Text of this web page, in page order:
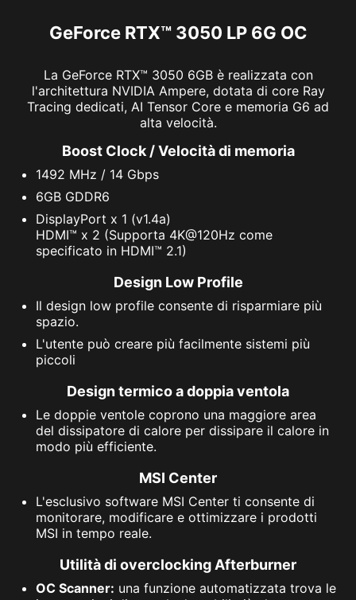
GeForce RTX™ 3050 LP 6G OC
La GeForce RTX™ 3050 6GB è realizzata con
l'architettura NVIDIA Ampere, dotata di core Ray
Tracing dedicati, AI Tensor Core e memoria G6 ad
alta velocità.
Boost Clock / Velocità di memoria
1492 MHz / 14 Gbps
6GB GDDR6
DisplayPort x 1 (v1.4a)
HDMI™ x 2 (Supporta 4K@120Hz come
specificato in HDMI™ 2.1)
Design Low Profile
Il design low profile consente di risparmiare più
spazio.
L'utente può creare più facilmente sistemi più
piccoli
Design termico a doppia ventola
Le doppie ventole coprono una maggiore area
del dissipatore di calore per dissipare il calore in
modo più efficiente.
MSI Center
L'esclusivo software MSI Center ti consente di
monitorare, modificare e ottimizzare i prodotti
MSI in tempo reale.
Utilità di overclocking Afterburner
OC Scanner: una funzione automatizzata trova le